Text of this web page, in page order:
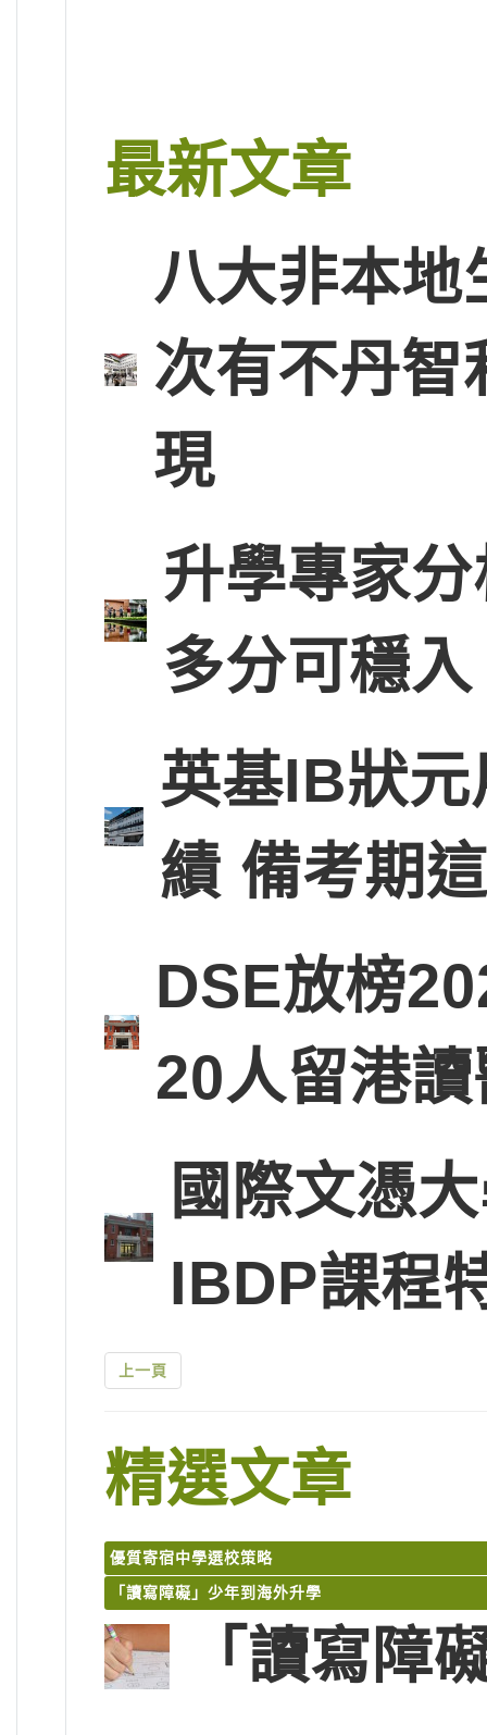
最新文章
八大非本地
次有不丹智
現
升學專家
多分可穩
英基IB狀
績 備考期
DSE放榜
20人留港
國際文憑
IBDP課程
上一頁
精選文章
優質寄宿中學選校策略
「讀寫障礙」少年到海外升學
「讀寫障